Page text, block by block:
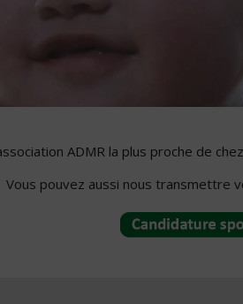
ADMR la plus proche de
Vous pouvez aussi nous transmettre